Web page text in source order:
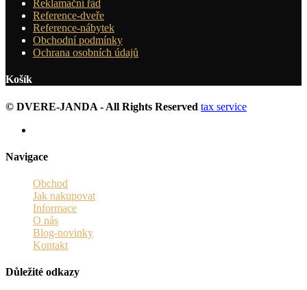
Reklamační řád
Reference-dveře
Reference-nábytek
Obchodní podmínky
Ochrana osobních údajů
Košík
© DVERE-JANDA - All Rights Reserved tax service
Navigace
Obchod
Jak nakupovat
Informace
O nás
Blog-novinky
Kontakt
Důležité odkazy